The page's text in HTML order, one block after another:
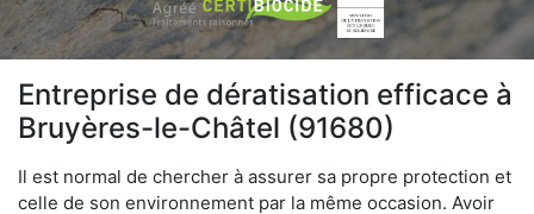
Entreprise de dératisation efficace à
Bruyères-le-Châtel (91680)
Il est normal de chercher à assurer sa propre protection et
celle de son environnement par la même occasion. Avoir